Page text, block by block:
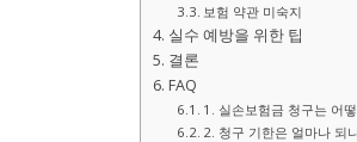
보험 약관 미숙지
실수 예방을 위한 팁
결론
FAQ
1. 실손보험금 청구는 어
2. 청구 기한은 얼마나 되